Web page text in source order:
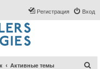
Вход
Регистрация
Активные темы